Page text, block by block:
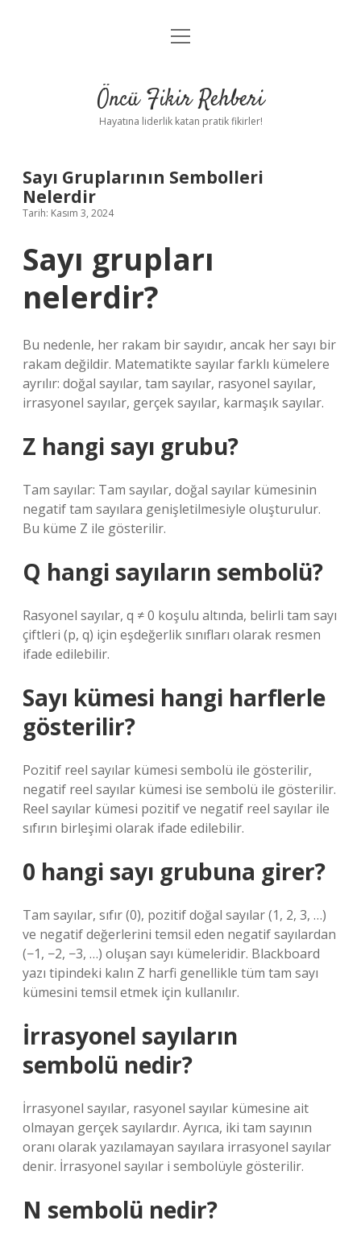
Anasayfa
Yasal Uyarı
menüyü
Öncü Fikir Rehberi
Hayatına liderlik katan pratik fikirler!
Sayı Gruplarının Sembolleri
Nelerdir
Tarih: Kasım 3, 2024
Sayı grupları
nelerdir?
Bu nedenle, her rakam bir sayıdır, ancak her sayı bir
rakam değildir. Matematikte sayılar farklı kümelere
ayrılır: doğal sayılar, tam sayılar, rasyonel sayılar,
irrasyonel sayılar, gerçek sayılar, karmaşık sayılar.
Z hangi sayı grubu?
Tam sayılar: Tam sayılar, doğal sayılar kümesinin
negatif tam sayılara genişletilmesiyle oluşturulur.
Bu küme Z ile gösterilir.
Q hangi sayıların sembolü?
Rasyonel sayılar, q ≠ 0 koşulu altında, belirli tam sayı
çiftleri (p, q) için eşdeğerlik sınıfları olarak resmen
ifade edilebilir.
Sayı kümesi hangi harflerle
gösterilir?
Pozitif reel sayılar kümesi sembolü ile gösterilir,
negatif reel sayılar kümesi ise sembolü ile gösterilir.
Reel sayılar kümesi pozitif ve negatif reel sayılar ile
sıfırın birleşimi olarak ifade edilebilir.
0 hangi sayı grubuna girer?
Tam sayılar, sıfır (0), pozitif doğal sayılar (1, 2, 3, …)
ve negatif değerlerini temsil eden negatif sayılardan
(−1, −2, −3, …) oluşan sayı kümeleridir. Blackboard
yazı tipindeki kalın Z harfi genellikle tüm tam sayı
kümesini temsil etmek için kullanılır.
İrrasyonel sayıların
sembolü nedir?
İrrasyonel sayılar, rasyonel sayılar kümesine ait
olmayan gerçek sayılardır. Ayrıca, iki tam sayının
oranı olarak yazılamayan sayılara irrasyonel sayılar
denir. İrrasyonel sayılar i sembolüyle gösterilir.
N sembolü nedir?